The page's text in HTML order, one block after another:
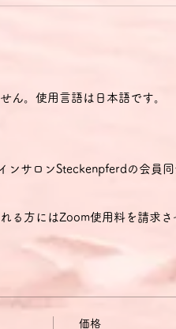
ん。使用言語は日本語です。
サロンSteckenpferdの会員
る方にはZoom使用料を請求さ
価格